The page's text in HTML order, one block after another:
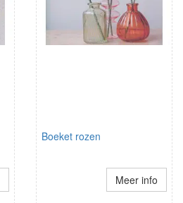
Boeket rozen
Meer info